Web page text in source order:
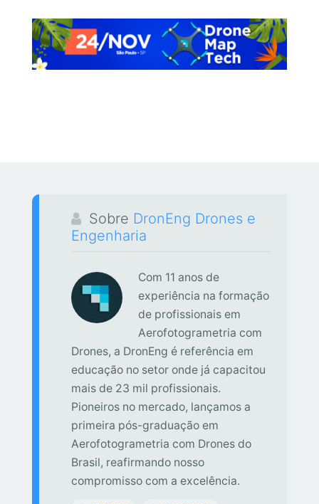
Sobre DronEng Drones e
Engenharia
Com 11 anos de
experiência na formação
de profissionais em
Aerofotogrametria com
Drones, a DronEng é referência em
educação no setor onde já capacitou
mais de 23 mil profissionais.
Pioneiros no mercado, lançamos a
primeira pós-graduação em
Aerofotogrametria com Drones do
Brasil, reafirmando nosso
compromisso com a excelência.